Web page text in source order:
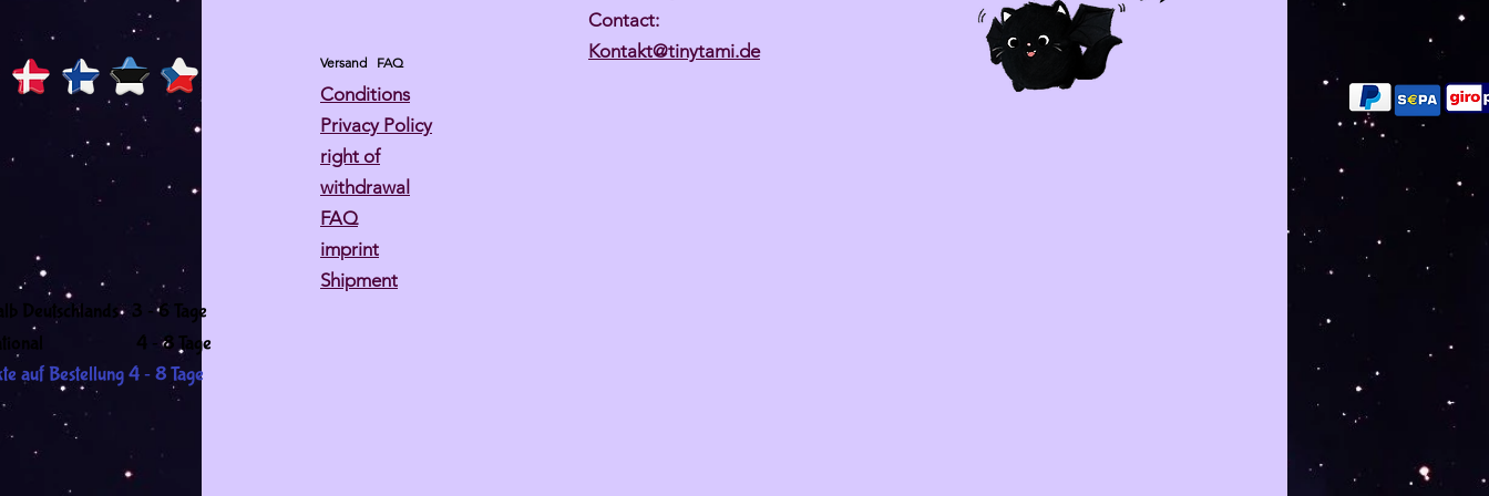
Deutschlands 3 -6 Tage
4 - 8 Tage
Versand FAQ
Conditions
Privacy Policy
right of
withdrawal
FAQ
imprint
Shipment
auf Bestellung 4 - 8 Tage
Contact:
Kontakt@tinytami.de